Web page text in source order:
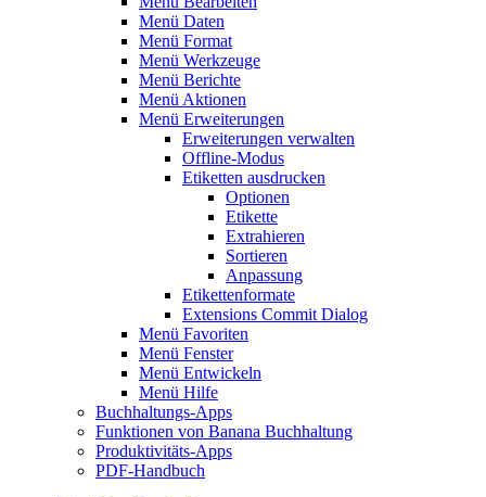
Menü Daten
Menü Format
Menü Werkzeuge
Menü Berichte
Menü Aktionen
Menü Erweiterungen
Erweiterungen verwalten
Offline-Modus
Etiketten ausdrucken
Optionen
Etikette
Extrahieren
Sortieren
Anpassung
Etikettenformate
Extensions Commit Dialog
Menü Favoriten
Menü Fenster
Menü Entwickeln
Menü Hilfe
Buchhaltungs-Apps
Funktionen von Banana Buchhaltung
Produktivitäts-Apps
PDF-Handbuch